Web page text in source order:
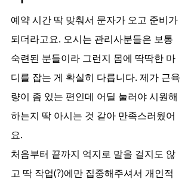
예약 시간 딱 맞춰서 문자가 오고 준비가
되더라고요. 오시는 관리사분들은 보통
숙련된 분들이라 그런지 몸에 딱딱한 마
디를 잡는 게 확실히 다릅니다. 제가 근육
량이 좀 있는 편인데 어딜 눌러야 시원해
하는지 딱 아시는 것 같아 만족스러웠어
요.
처음부터 끝까지 억지로 말을 걸지도 않
고 딱 작업(?)에만 집중해주셔서 개인적